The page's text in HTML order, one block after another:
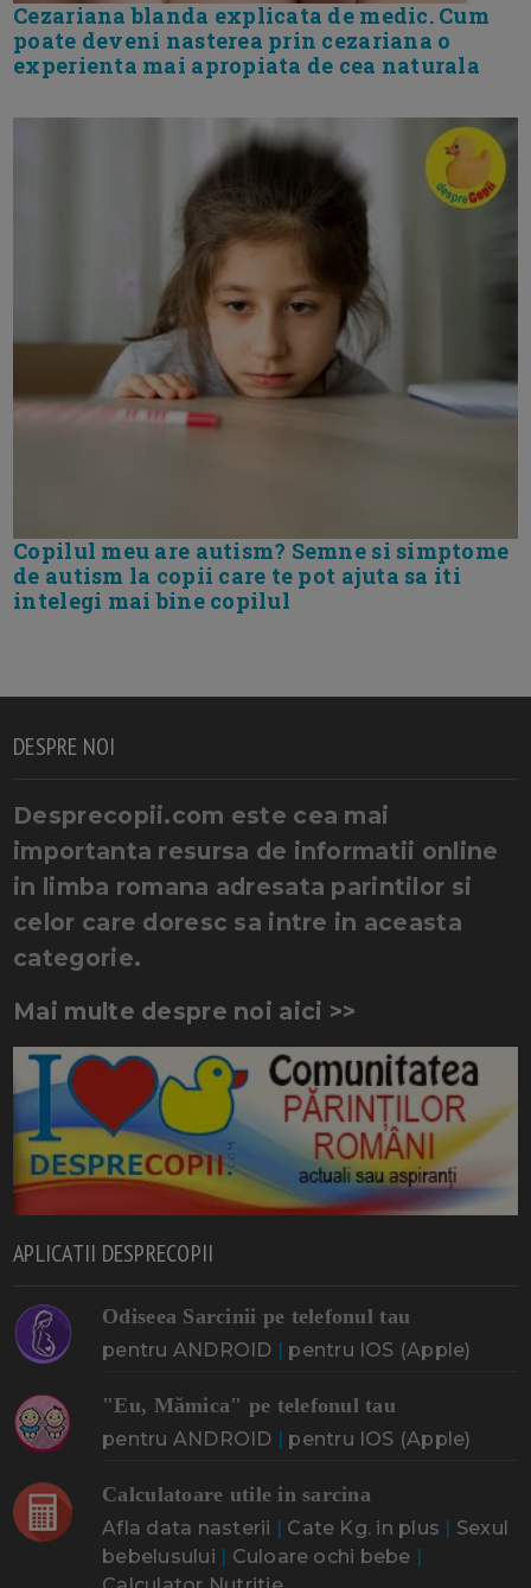
Cezariana blanda explicata de medic. Cum
poate deveni nasterea prin cezariana o
experienta mai apropiata de cea naturala
Copilul meu are autism? Semne si simptome
de autism la copii care te pot ajuta sa iti
intelegi mai bine copilul
DESPRE NOI
Desprecopii.com este cea mai
importanta resursa de informatii online
in limba romana adresata parintilor si
celor care doresc sa intre in aceasta
categorie.
Mai multe despre noi aici >>
APLICATII DESPRECOPII
Odiseea Sarcinii pe telefonul tau
pentru ANDROID | pentru IOS (Apple)
"Eu, Mămica" pe telefonul tau
pentru ANDROID | pentru IOS (Apple)
Calculatoare utile in sarcina
Afla data nasterii | Cate Kg. in plus | Sexul
bebelusului | Culoare ochi bebe |